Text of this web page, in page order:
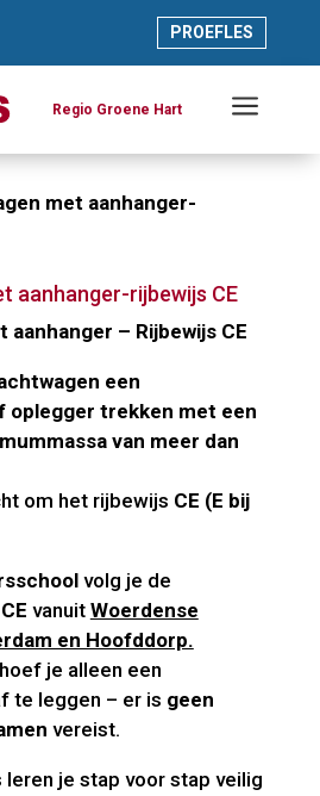
PROEFLES
PROEFLES
Regio Groene Hart a
Regio Groene Hart a
met aanhanger-
aanhanger-rijbewijs CE
– Rijbewijs CE
een
oplegger trekken met een
van meer dan
om het rijbewijs CE (E bij
volg je de
vanuit Woerdense
en Hoofddorp.
je alleen een
te leggen – er is geen
vereist.
leren je stap voor stap veilig